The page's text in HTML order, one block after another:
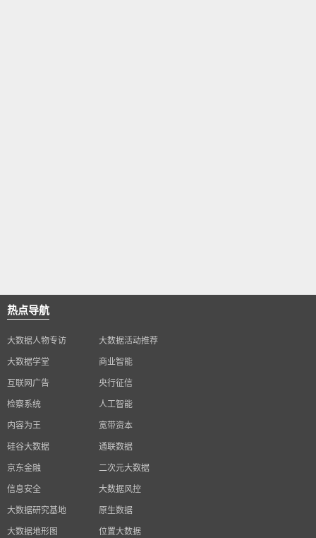
热点导航
大数据人物专访 大数据活动推荐
大数据学堂 商业智能
互联网广告 央行征信
检察系统 人工智能
内容为王 宽带资本
硅谷大数据 通联数据
京东金融 二次元大数据
信息安全 大数据风控
大数据研究基地 原生数据
大数据地形图 位置大数据